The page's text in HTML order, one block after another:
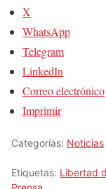
X
WhatsApp
Telegram
LinkedIn
Correo electrónico
Imprimir
Categorías: Noticias
Etiquetas: Libertad